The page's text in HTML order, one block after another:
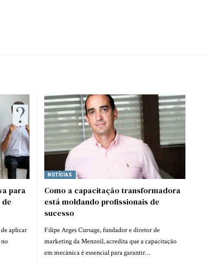
para
aplicar
NOTÍCIAS
Como a capacitação transformadora
está moldando profissionais de
sucesso
Filipe Arges Cursage, fundador e diretor de
marketing da Menzoil, acredita que a capacitação
em mecânica é essencial para garantir…